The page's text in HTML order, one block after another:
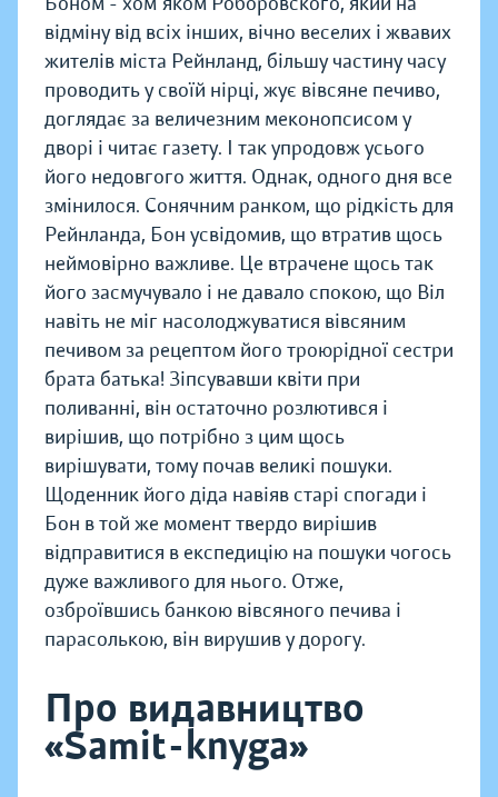
відміну від всіх інших, вічно веселих і жвавих
жителів міста Рейнланд, більшу частину часу
проводить у своїй нірці, жує вівсяне печиво,
доглядає за величезним меконопсисом у
дворі і читає газету. І так упродовж усього
його недовгого життя. Однак, одного дня ​​все
змінилося. Сонячним ранком, що рідкість для
Рейнланда, Бон усвідомив, що втратив щось
неймовірно важливе. Це втрачене щось так
його засмучувало і не давало спокою, що Віл
навіть не міг насолоджуватися вівсяним
печивом за рецептом його троюрідної сестри
брата батька! Зіпсувавши квіти при
поливанні, він остаточно розлютився і
вирішив, що потрібно з цим щось
вирішувати, тому почав великі пошуки.
Щоденник його діда навіяв старі спогади і
Бон в той же момент твердо вирішив
відправитися в експедицію на пошуки чогось
дуже важливого для нього. Отже,
озброївшись банкою вівсяного печива і
парасолькою, він вирушив у дорогу.
Про видавництво
«Samit-knyga»